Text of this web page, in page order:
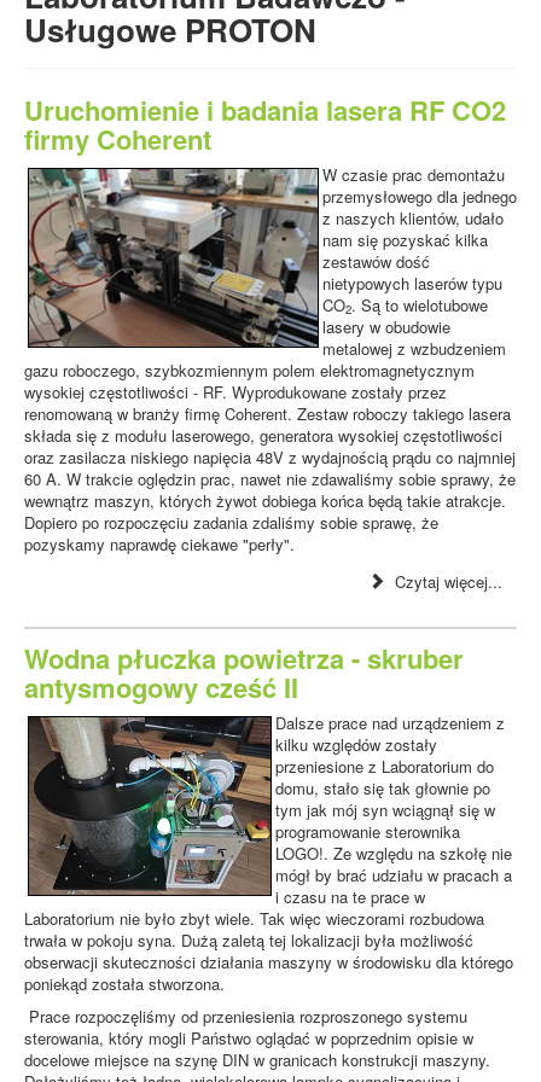
- Elementy budowy maszyn i wiele innych.
Usługowe PROTON
Uruchomienie i badania lasera RF CO2
firmy Coherent
W czasie prac demontażu
przemysłowego dla jednego
z naszych klientów, udało
nam się pozyskać kilka
zestawów dość
nietypowych laserów typu
CO2. Są to wielotubowe
lasery w obudowie
metalowej z wzbudzeniem
gazu roboczego, szybkozmiennym polem elektromagnetycznym
wysokiej częstotliwości - RF. Wyprodukowane zostały przez
renomowaną w branży firmę Coherent. Zestaw roboczy takiego lasera
składa się z modułu laserowego, generatora wysokiej częstotliwości
oraz zasilacza niskiego napięcia 48V z wydajnością prądu co najmniej
60 A. W trakcie oględzin prac, nawet nie zdawaliśmy sobie sprawy, że
wewnątrz maszyn, których żywot dobiega końca będą takie atrakcje.
Dopiero po rozpoczęciu zadania zdaliśmy sobie sprawę, że
pozyskamy naprawdę ciekawe "perły".
Czytaj więcej...
Wodna płuczka powietrza - skruber
antysmogowy cześć II
Dalsze prace nad urządzeniem z
kilku względów zostały
przeniesione z Laboratorium do
domu, stało się tak głownie po
tym jak mój syn wciągnął się w
programowanie sterownika
LOGO!. Ze względu na szkołę nie
mógł by brać udziału w pracach a
i czasu na te prace w
Laboratorium nie było zbyt wiele. Tak więc wieczorami rozbudowa
trwała w pokoju syna. Dużą zaletą tej lokalizacji była możliwość
obserwacji skuteczności działania maszyny w środowisku dla którego
poniekąd została stworzona.
Prace rozpoczęliśmy od przeniesienia rozproszonego systemu
sterowania, który mogli Państwo oglądać w poprzednim opisie w
docelowe miejsce na szynę DIN w granicach konstrukcji maszyny.